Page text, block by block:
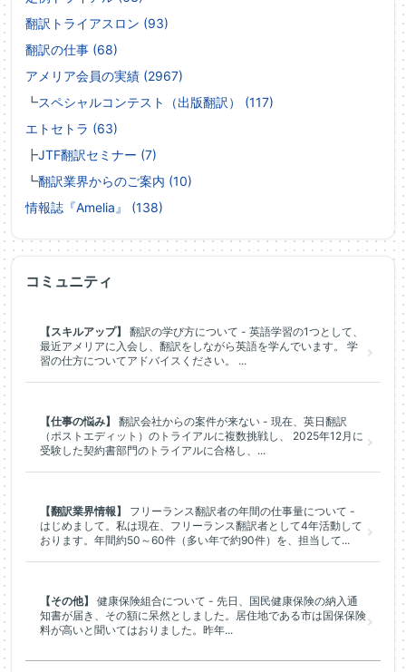
翻訳トライアスロン (93)
翻訳の仕事 (68)
アメリア会員の実績 (2967)
┗スペシャルコンテスト（出版翻訳） (117)
エトセトラ (63)
┣JTF翻訳セミナー (7)
┗翻訳業界からのご案内 (10)
情報誌『Amelia』 (138)
コミュニティ
【スキルアップ】
翻訳の学び方について - 英語学習の1つとして、
最近アメリアに入会し、翻訳をしながら英語を学んでいます。 学
習の仕方についてアドバイスください。 ...
【仕事の悩み】
翻訳会社からの案件が来ない - 現在、英日翻訳
（ポストエディット）のトライアルに複数挑戦し、 2025年12月に
受験した契約書部門のトライアルに合格し、...
【翻訳業界情報】
フリーランス翻訳者の年間の仕事量について -
はじめまして。私は現在、フリーランス翻訳者として4年活動して
おります。年間約50～60件（多い年で約90件）を、担当して...
【その他】
健康保険組合について - 先日、国民健康保険の納入通
知書が届き、その額に呆然としました。居住地である市は国保保険
料が高いと聞いてはおりました。昨年...